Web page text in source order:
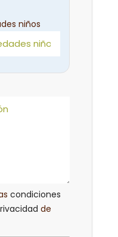
niños
condiciones
de